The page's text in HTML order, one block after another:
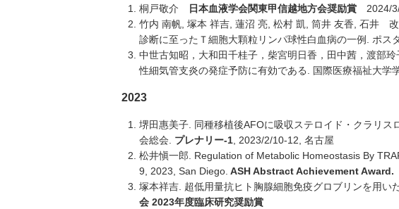
桐戸敬介 日本血液学会関東甲信越地方会奨励賞 2024/
竹内 南帆, 塚本 祥吉, 蓮沼 亮, 松村 凱, 筒井 友香, 石井
診断に至ったＴ細胞大顆粒リンパ球性白血病の一例. ポス
中世古知昭，大和田千桂子，柴宮明日香，田中茜，渡部
性細気管⽀炎の発症予防に有効である. 国際医療福祉大
2023
堺田惠美子. 同種移植後AFOに吸収ステロイド・クラリ
会総会. プレナリー-1, 2023/2/10-12, 名古屋
松井愼一郎. Regulation of Metabolic Homeostasis By
9, 2023, San Diego. ASH Abstract Achievement Award.
塚本祥吉. 超低用量抗ヒト胸腺細胞免疫グロブリンを用
会 2023年度臨床研究奨励賞